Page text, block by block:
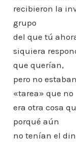
recibieron la
grupo
del que tú
siquiera
que querían,
pero no
«tarea» que no
era otra cosa
porqué aún
no tenían el